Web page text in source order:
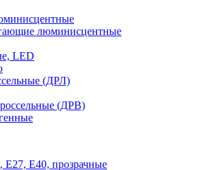
люминисцентные
LED
(ДРЛ)
(ДРВ)
Е27, Е40, прозрачные